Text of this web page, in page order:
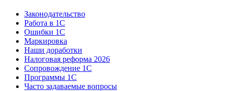
Законодательство
Работа в 1С
Ошибки 1С
Маркировка
Наши доработки
Налоговая реформа 2026
Сопровождение 1С
Программы 1С
Часто задаваемые вопросы